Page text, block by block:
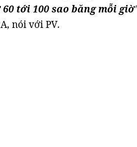
tới 100 sao băng mỗi giờ
nói với PV.